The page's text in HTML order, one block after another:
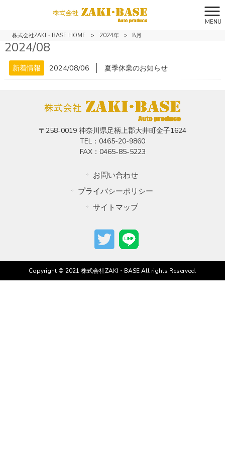
MENU
株式会社ZAKI・BASE HOME
> 2024年 > 8月
2024/08
新着情報 2024/08/06 夏季休業のお知らせ
〒258-0019 神奈川県足柄上郡大井町金子1624
TEL：0465-20-9860
FAX：0465-85-5223
お問い合わせ
プライバシーポリシー
サイトマップ
Copyright © 2021 株式会社ZAKI・BASE All rights Reserved.